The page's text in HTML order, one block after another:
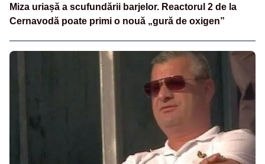
Miza uriașă a scufundării barjelor. Reactorul 2 de la
Cernavodă poate primi o nouă „gură de oxigen”